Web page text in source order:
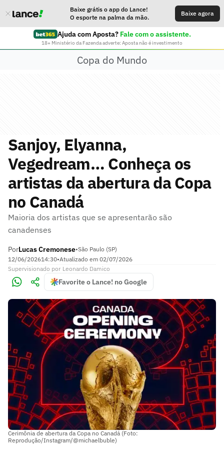
Baixe grátis o app do Lance!
O esporte na palma da mão.
Baixe agora
Ajuda com Aposta? Fale com o assistente.
18+ Ministério da Fazenda adverte: Aposta não é investimento
Copa do Mundo
Sanjoy, Elyanna,
Vegedream… Conheça os
artistas da abertura da Copa
no Canadá
Maioria dos artistas que se apresentarão são
canadenses
PorLucas Cremonese•São Paulo (SP)
12/06/202614:30•Atualizado em 02/07/2026
Supervisionado por Leonardo Damico
Favorite o Lance! no Google
Cerimônia de abertura da Copa no Canadá (Foto:
Reprodução/Instagram/@michaelbuble)